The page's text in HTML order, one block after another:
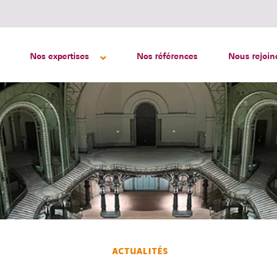
Nos expertises Nos références Nous
ACTUALITÉS